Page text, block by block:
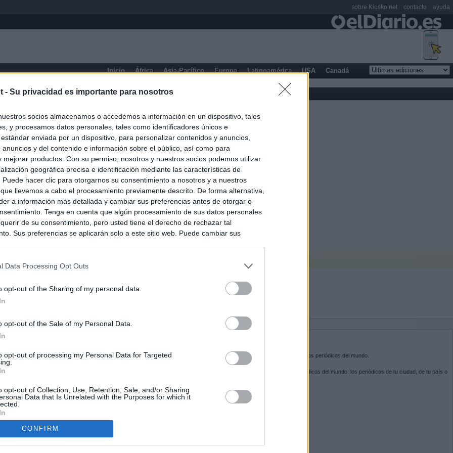
- Su privacidad es importante para nosotros
socios almacenamos o accedemos a información en un dispositivo, tales
y procesamos datos personales, tales como identificadores únicos e
enviada por un dispositivo, para personalizar contenidos y anuncios,
anuncios y del contenido e información sobre el público, así como para
mejorar productos. Con su permiso, nosotros y nuestros socios podemos utilizar
geográfica precisa e identificación mediante las características de
Puede hacer clic para otorgarnos su consentimiento a nosotros y a nuestros
llevemos a cabo el procesamiento previamente descrito. De forma alternativa,
a información más detallada y cambiar sus preferencias antes de otorgar o
Tenga en cuenta que algún procesamiento de sus datos personales
de su consentimiento, pero usted tiene el derecho de rechazar tal
Sus preferencias se aplicarán solo a este sitio web. Puede cambiar sus
Data Processing Opt Outs
opt-out of the Sharing of my personal data.
opt-out of the Sale of my Personal Data.
opt-out of processing my Personal Data for Targeted
opt-out of Collection, Use, Retention, Sale, and/or Sharing
Data that Is Unrelated with the Purposes for which it
CONFIRM
Inicio África Asia-Pacífico Europa Latinoamérica USA Canadá
de Ayuso de las instituciones de la Comunidad de Madrid
no logró venderlo
con Meloni y entra al choque con Italia tras calmar al resto de
en la crisis entre España e Italia: “Es ridículo que
Kiosko.net es la puerta de entrada a los periódicos del mundo.
Navega por las portadas de los periódicos del mundo: los periódicos de tu ciudad, de tu país o
SÍGUENOS
sobre Kiosko.net contacto ayuda